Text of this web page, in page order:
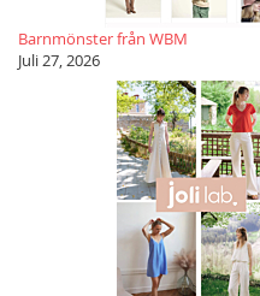
Barnmönster från WBM
Juli 27, 2026